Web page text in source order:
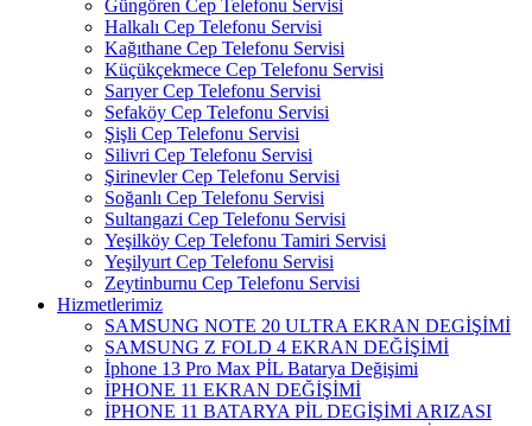
Güngören Cep Telefonu Servisi
Halkalı Cep Telefonu Servisi
Kağıthane Cep Telefonu Servisi
Küçükçekmece Cep Telefonu Servisi
Sarıyer Cep Telefonu Servisi
Sefaköy Cep Telefonu Servisi
Şişli Cep Telefonu Servisi
Silivri Cep Telefonu Servisi
Şirinevler Cep Telefonu Servisi
Soğanlı Cep Telefonu Servisi
Sultangazi Cep Telefonu Servisi
Yeşilköy Cep Telefonu Tamiri Servisi
Yeşilyurt Cep Telefonu Servisi
Zeytinburnu Cep Telefonu Servisi
Hizmetlerimiz
SAMSUNG NOTE 20 ULTRA EKRAN DEGİŞİMİ
SAMSUNG Z FOLD 4 EKRAN DEĞİŞİMİ
İphone 13 Pro Max PİL Batarya Değişimi
İPHONE 11 EKRAN DEĞİŞİMİ
İPHONE 11 BATARYA PİL DEGİŞİMİ ARIZASI